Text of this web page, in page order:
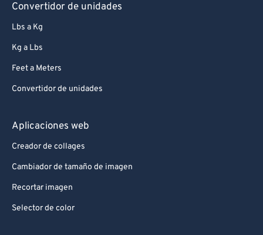
Convertidor de unidades
Lbs a Kg
Kg a Lbs
Feet a Meters
Convertidor de unidades
Aplicaciones web
Creador de collages
Cambiador de tamaño de imagen
Recortar imagen
Selector de color